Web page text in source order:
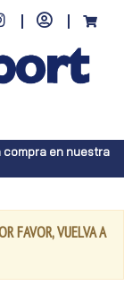
compra en nuestra
FAVOR, VUELVA A